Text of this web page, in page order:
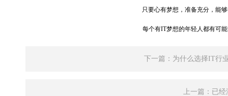
只要心有梦想，准备充分，能
每个有IT梦想的年轻人都有可
下一篇：为什么选择IT行
上一篇：已